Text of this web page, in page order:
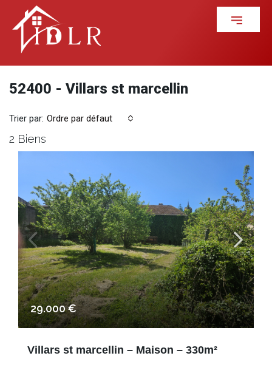
52400 - Villars st marcellin
2 Biens
Trier par: Ordre par défaut
29.000 €
Villars st marcellin – Maison – 330m²